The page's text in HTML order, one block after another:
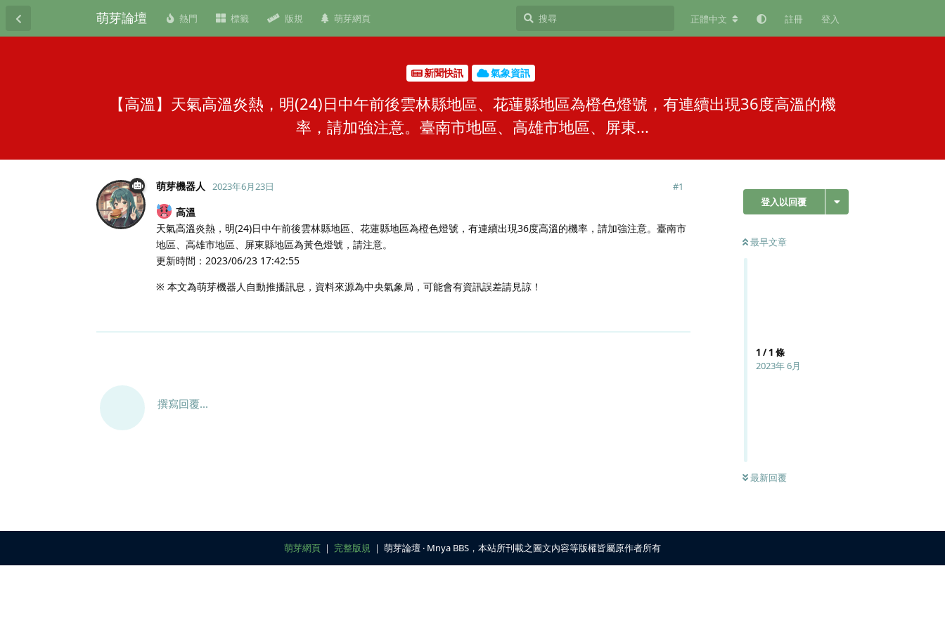
萌芽論壇 熱門 標籤 版規 萌芽網頁 正體中文 註冊 登入
新聞快訊 氣象資訊
【高溫】天氣高溫炎熱，明(24)日中午前後雲林縣地區、花蓮縣地區為橙色燈號，有連續出現36度高溫的機
率，請加強注意。臺南市地區、高雄市地區、屏東...
登入以回覆
最早文章
1 /1 條
2023年 6月
最新回覆
萌芽機器人 2023年6月23日 #1
高溫
天氣高溫炎熱，明(24)日中午前後雲林縣地區、花蓮縣地區為橙色燈號，有連續出現36度高溫的機率，請加強注意。臺南市
地區、高雄市地區、屏東縣地區為黃色燈號，請注意。
更新時間：2023/06/23 17:42:55
※ 本文為萌芽機器人自動推播訊息，資料來源為中央氣象局，可能會有資訊誤差請見諒！
撰寫回覆...
萌芽網頁 ｜ 完整版規 ｜ 萌芽論壇 ‧ Mnya BBS，本站所刊載之圖文內容等版權皆屬原作者所有